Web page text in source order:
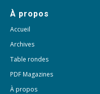
À propos
Accueil
Archives
Table rondes
PDF Magazines
À propos